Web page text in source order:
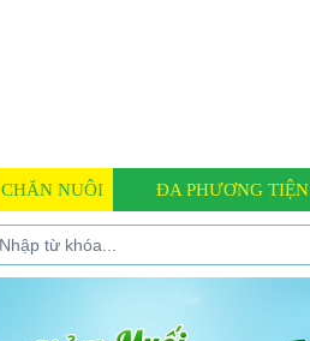
CHĂN NUÔI ĐA PHƯƠNG TIỆN
Video clip